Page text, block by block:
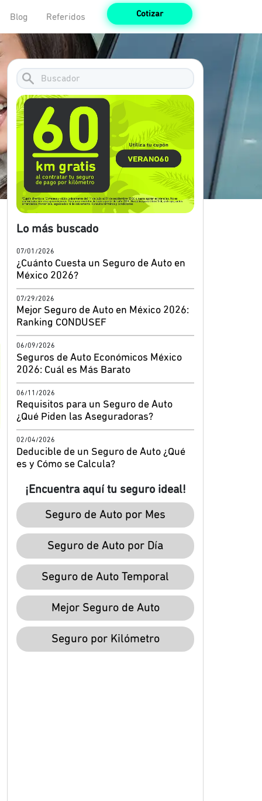
Cotizar
Blog Referidos
Lo más buscado
07/01/2026
¿Cuánto Cuesta un Seguro de Auto en
México 2026?
07/29/2026
Mejor Seguro de Auto en México 2026:
Ranking CONDUSEF
06/09/2026
Seguros de Auto Económicos México
2026: Cuál es Más Barato
06/11/2026
Requisitos para un Seguro de Auto
¿Qué Piden las Aseguradoras?
02/04/2026
Deducible de un Seguro de Auto ¿Qué
es y Cómo se Calcula?
¡Encuentra aquí tu seguro ideal!
Seguro de Auto por Mes
Seguro de Auto por Día
Seguro de Auto Temporal
Mejor Seguro de Auto
Seguro por Kilómetro